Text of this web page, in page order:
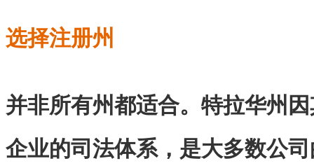
选择注册州
并非所有州都适合。特拉华州
企业的司法体系，是大多数公